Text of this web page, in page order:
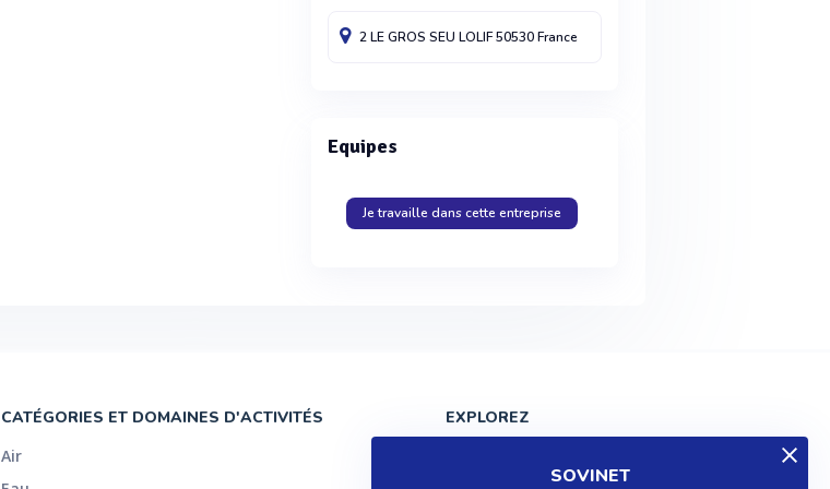
SOVINET
2 LE GROS SEULOLIF50530France
Equipes
Je travaille dans cette entreprise
CATÉGORIES ET DOMAINES D'ACTIVITÉS
Air
EXPLOREZ